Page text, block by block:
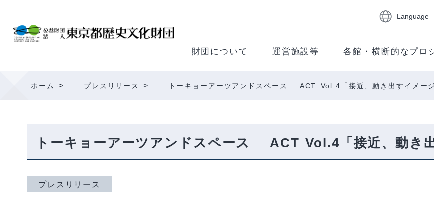
Language
財団について 運営施設等 各館・横断的なプロ
ホーム > プレスリリース > トーキョーアーツアンドスペース ACT Vol.4「接近、動き出すイメー
トーキョーアーツアンドスペース ACT Vol.4「接近、動き
プレスリリース